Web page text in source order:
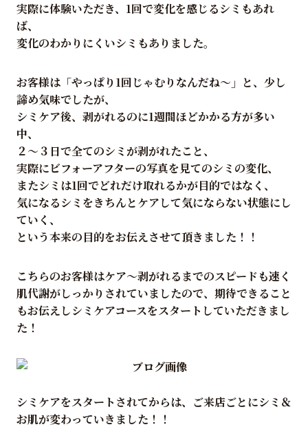
実際に体験いただき、1回で変化を感じるシミもあれ
ば、
変化のわかりにくいシミもありました。
お客様は「やっぱり1回じゃむりなんだね～」と、少し
諦め気味でしたが、
シミケア後、剥がれるのに1週間ほどかかる方が多い
中、
２～３日で全てのシミが剥がれたこと、
実際にビフォーアフターの写真を見てのシミの変化、
またシミは1回でどれだけ取れるかが目的ではなく、
気になるシミをきちんとケアして気にならない状態にし
ていく、
という本来の目的をお伝えさせて頂きました！！
こちらのお客様はケア～剥がれるまでのスピードも速く
肌代謝がしっかりされていましたので、期待できること
もお伝えしシミケアコースをスタートしていただきまし
た！
シミケアをスタートされてからは、ご来店ごとにシミ＆
お肌が変わっていきました！！